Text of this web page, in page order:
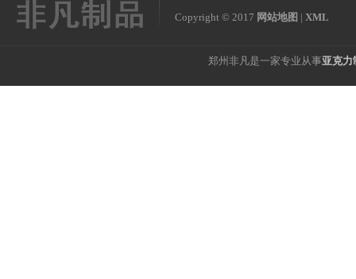
Copyright © 2017 网站地图 | XML
郑州非凡是一家专业从事亚克力